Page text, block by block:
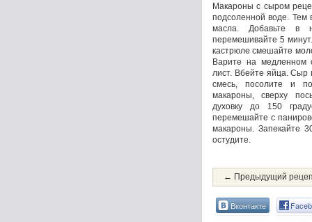
Макароны с сыром
подсоленной воде. Тем
масла. Добавьте в
перемешивайте 5
кастрюле смешайте
Варите на медленном
лист. Вбейте яйца. Сыр
смесь, посолите и
макароны, сверху
духовку до 150
перемешайте с
макароны. Запекайте
остудите.
← Предыдущий
Вконтакте